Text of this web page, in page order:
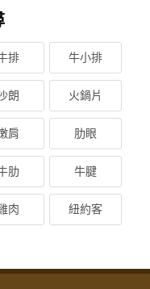
排 牛小排
朗 火鍋片
肩 肋眼
肋 牛腱
肉 紐約客